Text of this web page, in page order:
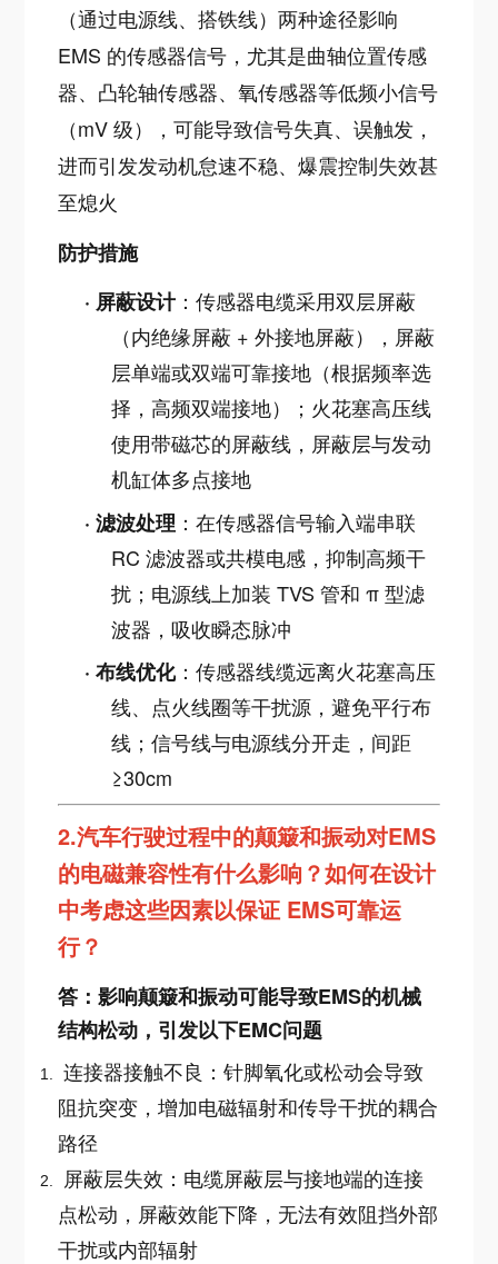
（通过电源线、搭铁线）两种途径影响
EMS 的传感器信号，尤其是曲轴位置传感
器、凸轮轴传感器、氧传感器等低频小信号
（mV 级），可能导致信号失真、误触发，
进而引发发动机怠速不稳、爆震控制失效甚
至熄火
防护措施
· 屏蔽设计 ：传感器电缆采用双层屏蔽
（内绝缘屏蔽 + 外接地屏蔽），屏蔽
层单端或双端可靠接地（根据频率选
择，高频双端接地）；火花塞高压线
使用带磁芯的屏蔽线，屏蔽层与发动
机缸体多点接地
·滤波处理 ：在传感器信号输入端串联
RC 滤波器或共模电感，抑制高频干
扰；电源线上加装 TVS 管和 π 型滤
波器，吸收瞬态脉冲
·布线优化 ：传感器线缆远离火花塞高压
线、点火线圈等干扰源，避免平行布
线；信号线与电源线分开走，间距
≥30cm
2.汽车行驶过程中的颠簸和振动对EMS
的电磁兼容性有什么影响？如何在设计
中考虑这些因素以保证 EMS可靠运
行？
答：影响颠簸和振动可能导致EMS的机械
结构松动，引发以下EMC问题
连接器接触不良：针脚氧化或松动会导致
阻抗突变，增加电磁辐射和传导干扰的耦合
路径
屏蔽层失效：电缆屏蔽层与接地端的连接
点松动，屏蔽效能下降，无法有效阻挡外部
干扰或内部辐射